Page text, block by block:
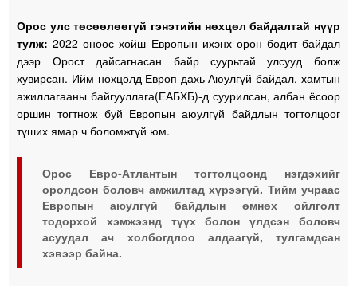
Орос улс төсөөлөөгүй гэнэтийн нөхцөл байдалтай нүүр
тулж:2022 оноос хойш Европын ихэнх орон бодит байдал
дээр Орост дайсагнасан байр суурьтай улсууд болж
хувирсан. Ийм нөхцөлд Европ дахь Аюулгүй байдал, хамтын
ажиллагааны байгууллага(ЕАБХБ)-д суурилсан, албан ёсоор
оршин тогтнож буй Европын аюулгүй байдлын тогтолцоог
түших ямар ч боломжгүй юм.
Орос Евро-Атлантын тогтолцоонд нэгдэхийг
оролдсон боловч амжилтад хүрээгүй. Тийм учраас
Европын аюулгүй байдлын өмнөх ойлголт
тодорхой хэмжээнд түүх болон үлдсэн боловч
асуудал ач холбогдлоо алдаагүй, тулгамдсан
хэвээр байна.